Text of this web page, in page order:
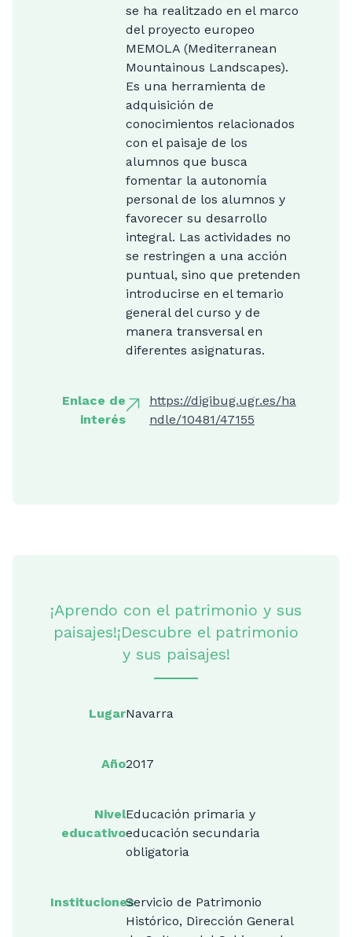
se ha realitzado en el marco
del proyecto europeo
MEMOLA (Mediterranean
Mountainous Landscapes).
Es una herramienta de
adquisición de
conocimientos relacionados
con el paisaje de los
alumnos que busca
fomentar la autonomía
personal de los alumnos y
favorecer su desarrollo
integral. Las actividades no
se restringen a una acción
puntual, sino que pretenden
introducirse en el temario
general del curso y de
manera transversal en
diferentes asignaturas.
Enlace de
interés
https://digibug.ugr.es/ha
ndle/10481/47155
¡Aprendo con el patrimonio y sus
paisajes!¡Descubre el patrimonio
y sus paisajes!
LugarNavarra
Año2017
Nivel
educativo
Educación primaria y
educación secundaria
obligatoria
InstitucionesServicio de Patrimonio
Histórico, Dirección General